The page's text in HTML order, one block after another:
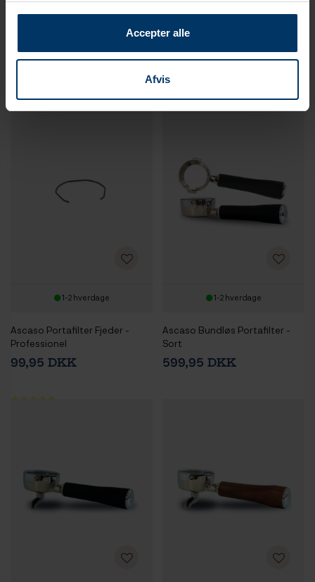
Accepter alle
Afvis
Ascaso Gruppehoved Pakning
129,95 DKK
Ascaso Bryghoved Ring
99,95 DKK
1-2 hverdage
Ascaso Portafilter Fjeder -
Professionel
99,95 DKK
1-2 hverdage
Ascaso Bundløs Portafilter -
Sort
599,95 DKK